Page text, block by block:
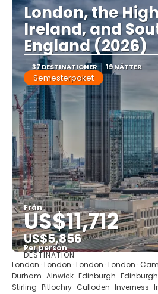
London, the
Ireland, and
England (2026)
37 DESTINATIONER 19 NÄTTER
Semesterpaket
Från
US$11,712
US$5,856
Per person
Se
DESTINATION
London · London · London · London ·
Durham · Alnwick · Edinburgh · Edinburgh
Stirling · Pitlochry · Culloden · Inverness ·